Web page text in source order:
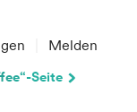
Melden
Seite